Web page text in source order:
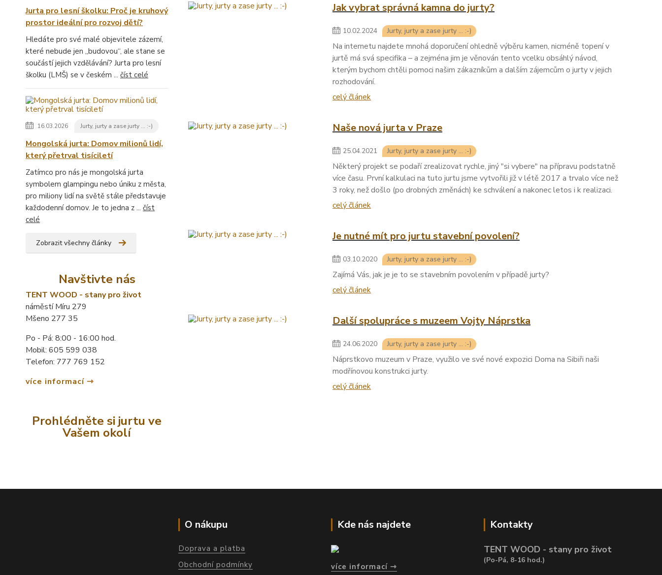
Jurta pro lesní školku: Proč je kruhový
prostor ideální pro rozvoj dětí?
Hledáte pro své malé objevitele zázemí,
které nebude jen „budovou“, ale stane se
součástí jejich vzdělávání? Jurta pro lesní
školku (LMŠ) se v českém ... číst celé
16.03.2026 Jurty, jurty a zase jurty ... :-)
Mongolská jurta: Domov milionů lidí,
který přetrval tisíciletí
Zatímco pro nás je mongolská jurta
symbolem glampingu nebo úniku z města,
pro miliony lidí na světě stále představuje
každodenní domov. Je to jedna z ... číst
celé
Zobrazit všechny články
Navštivte nás
TENT WOOD - stany pro život
náměstí Míru 279
Mšeno 277 35
Po - Pá: 8:00 - 16:00 hod.
Mobil: 605 599 038
Telefon: 777 769 152
více informací
Prohlédněte si jurtu ve
Vašem okolí
Jak vybrat správná kamna do jurty?
10.02.2024 Jurty, jurty a zase jurty ... :-)
Na internetu najdete mnohá doporučení ohledně výběru kamen, nicméně topení v
jurtě má svá specifika – a zejména jim je věnován tento vcelku obsáhlý návod,
kterým bychom chtěli pomoci našim zákazníkům a dalším zájemcům o jurty v jejich
rozhodování.
celý článek
Naše nová jurta v Praze
25.04.2021 Jurty, jurty a zase jurty ... :-)
Některý projekt se podaří zrealizovat rychle, jiný "si vybere" na přípravu podstatně
více času. První kalkulaci na tuto jurtu jsme vytvořili již v létě 2017 a trvalo více než
3 roky, než došlo (po drobných změnách) ke schválení a nakonec letos i k realizaci.
celý článek
Je nutné mít pro jurtu stavební povolení?
03.10.2020 Jurty, jurty a zase jurty ... :-)
Zajímá Vás, jak je je to se stavebním povolením v případě jurty?
celý článek
Další spolupráce s muzeem Vojty Náprstka
24.06.2020 Jurty, jurty a zase jurty ... :-)
Náprstkovo muzeum v Praze, využilo ve své nové expozici Doma na Sibiři naši
modřínovou konstrukci jurty.
celý článek
O nákupu
Doprava a platba
Obchodní podmínky
Kde nás najdete
více informací
Kontakty
TENT WOOD - stany pro život
(Po-Pá, 8-16 hod.)